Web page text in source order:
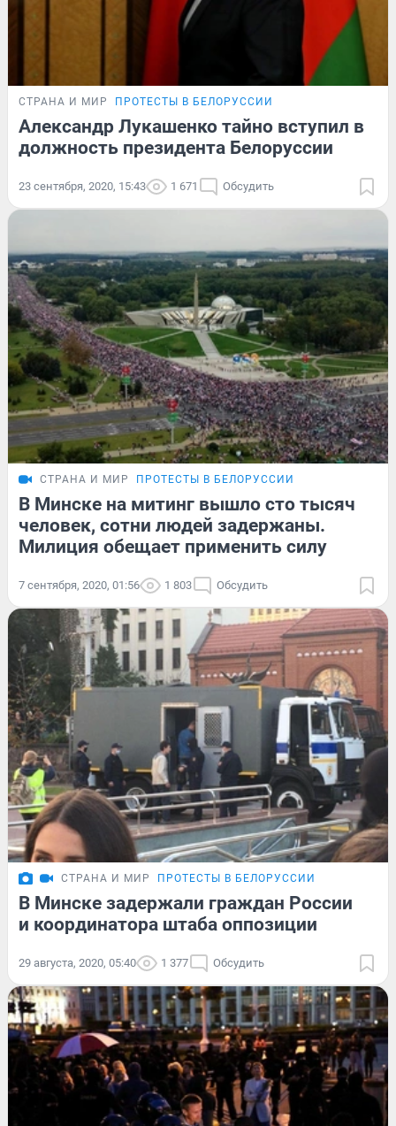
СТРАНА И МИР ПРОТЕСТЫ В БЕЛОРУССИИ
Александр Лукашенко тайно вступил в
должность президента Белоруссии
23 сентября, 2020, 15:43 1 671 Обсудить
СТРАНА И МИР ПРОТЕСТЫ В БЕЛОРУССИИ
В Минске на митинг вышло сто тысяч
человек, сотни людей задержаны.
Милиция обещает применить силу
7 сентября, 2020, 01:56 1 803 Обсудить
СТРАНА И МИР ПРОТЕСТЫ В БЕЛОРУССИИ
В Минске задержали граждан России
и координатора штаба оппозиции
29 августа, 2020, 05:40 1 377 Обсудить